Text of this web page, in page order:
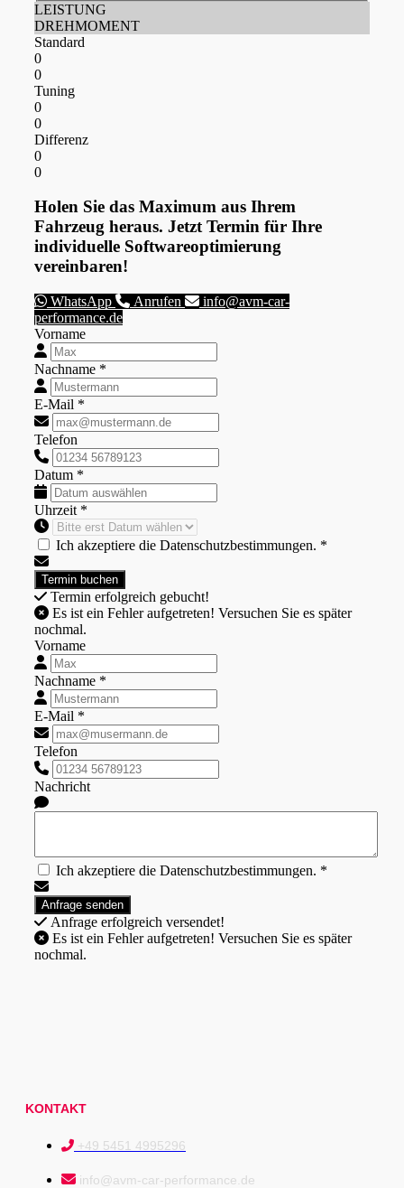
LEISTUNG
DREHMOMENT
Standard
0
0
Tuning
0
0
Differenz
0
0
Holen Sie das Maximum aus Ihrem
Fahrzeug heraus. Jetzt Termin für Ihre
individuelle Softwareoptimierung
vereinbaren!
WhatsApp Anrufen
info@avm-car-
performance.de
Vorname
Nachname *
E-Mail *
Telefon
Datum *
Uhrzeit *
Ich akzeptiere die Datenschutzbestimmungen. *
Termin erfolgreich gebucht!
nochmal.
Vorname
Nachname *
E-Mail *
Telefon
Nachricht
Ich akzeptiere die Datenschutzbestimmungen. *
Anfrage erfolgreich versendet!
nochmal.
KONTAKT
+49 5451 4995296
info@avm-car-performance.de